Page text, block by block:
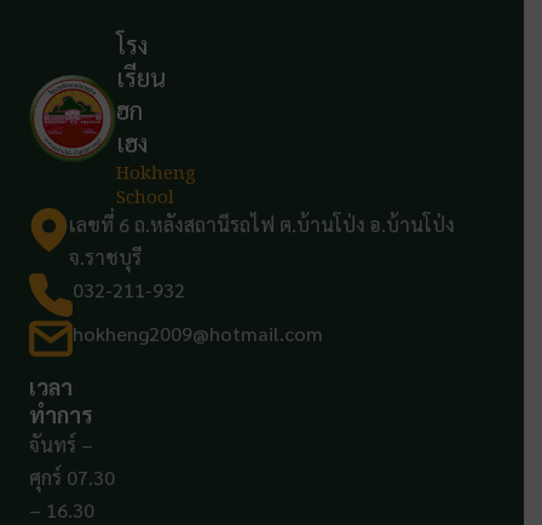
โรง
เรียน
ฮก
เฮง
Hokheng
School
เลขที่ 6 ถ.หลังสถานีรถไฟ ต.บ้านโป่ง อ.บ้านโป่ง
จ.ราชบุรี
032-211-932
hokheng2009@hotmail.com
เวลา
ทำการ
จันทร์ –
ศุกร์ 07.30
– 16.30